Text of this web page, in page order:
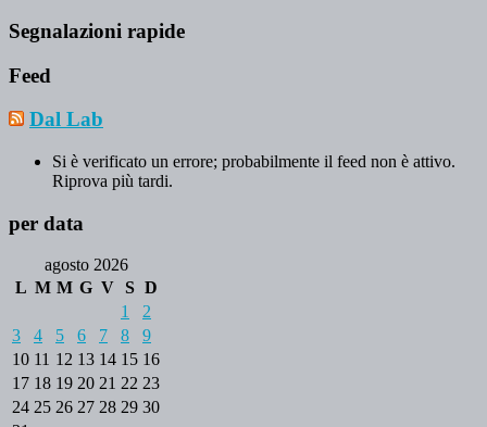
Segnalazioni rapide
Feed
Dal Lab
Si è verificato un errore; probabilmente il feed non è attivo.
Riprova più tardi.
per data
agosto 2026
L M M G V S D
1
2
3
4 5 6 7 8
9
10 11 12 13 14 15 16
17 18 19 20 21 22 23
24 25 26 27 28 29 30